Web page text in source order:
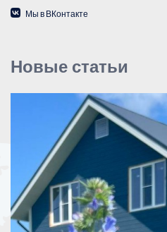
Мы в ВКонтакте
Новые статьи